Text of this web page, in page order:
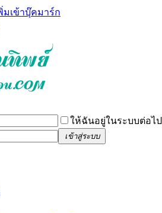
มเข้าบุ๊คมาร์ก
ให้ฉันอยู่ในระบบต่อไป
เข้าสู่ระบบ